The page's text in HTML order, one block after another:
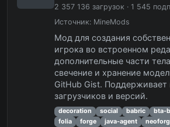
2 357 136 загрузок · 1 545
Источник: MineMods
Мод для создания
игрока во встроенном
дополнительные части
свечение и хранение
GitHub Gist. Поддерживает
загрузчиков и версий.
decoration social babric bta-
folia
forge java-agent